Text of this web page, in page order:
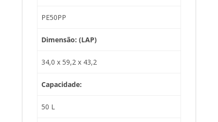
PE50PP
Dimensão: (LAP)
34,0 x 59,2 x 43,2
Capacidade:
50 L